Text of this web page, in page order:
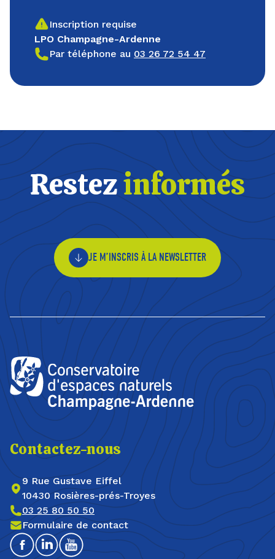
Inscription requise
LPO Champagne-Ardenne
Par téléphone au 03 26 72 54 47
Restezinformés
JE M’INSCRIS À LA NEWSLETTER
Contactez-nous
9 Rue Gustave Eiffel
10430 Rosières-prés-Troyes
03 25 80 50 50
Formulaire de contact